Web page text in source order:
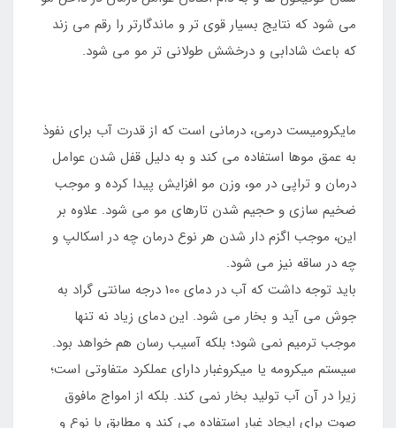
می شود که نتایج بسیار قوی تر و ماندگارتر را رقم می زند
که باعث شادابی و درخشش طولانی تر مو می شود.
مایکرومیست درمی، درمانی است که از قدرت آب برای نفوذ
به عمق موها استفاده می کند و به دلیل قفل شدن عوامل
درمان و تراپی در مو، وزن مو افزایش پیدا کرده و موجب
ضخیم سازی و حجیم شدن تارهای مو می شود. علاوه بر
این، موجب اگزم دار شدن هر نوع درمان چه در اسکالپ و
چه در ساقه نیز می شود.
باید توجه داشت که آب در دمای 100 درجه سانتی گراد به
جوش می آید و بخار می شود. این دمای زیاد نه تنها
موجب ترمیم نمی شود؛ بلکه آسیب رسان هم خواهد بود.
سیستم میکرومه یا میکروغبار دارای عملکرد متفاوتی است؛
زیرا در آن آب تولید بخار نمی کند. بلکه از امواج مافوق
صوت برای ایجاد غبار استفاده می کند و مطابق با نوع و